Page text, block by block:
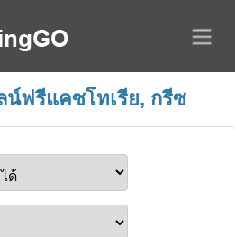
น์ฟรีแคซโทเรีย, กรีซ